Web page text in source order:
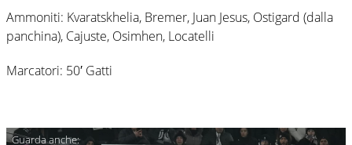
Ammoniti: Kvaratskhelia, Bremer, Juan Jesus, Ostigard (dalla
panchina), Cajuste, Osimhen, Locatelli
Marcatori: 50′ Gatti